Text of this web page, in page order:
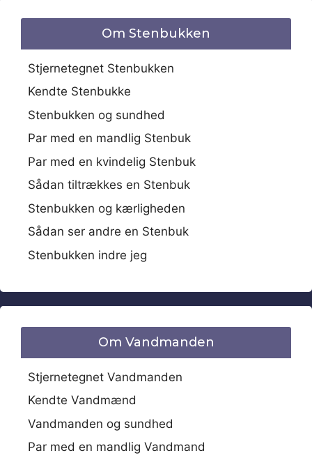
Om Stenbukken
Stjernetegnet Stenbukken
Kendte Stenbukke
Stenbukken og sundhed
Par med en mandlig Stenbuk
Par med en kvindelig Stenbuk
Sådan tiltrækkes en Stenbuk
Stenbukken og kærligheden
Sådan ser andre en Stenbuk
Stenbukken indre jeg
Om Vandmanden
Stjernetegnet Vandmanden
Kendte Vandmænd
Vandmanden og sundhed
Par med en mandlig Vandmand